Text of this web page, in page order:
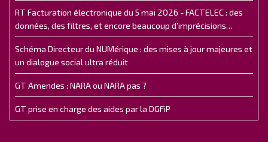
RT Facturation électronique du 5 mai 2026 - FACTELEC : des
données, des filtres, et encore beaucoup d’imprécisions…
Schéma Directeur du NUMérique : des mises à jour majeures et
un dialogue social ultra réduit
GT Amendes : NARA ou NARA pas ?
GT prise en charge des aides par la DGFiP